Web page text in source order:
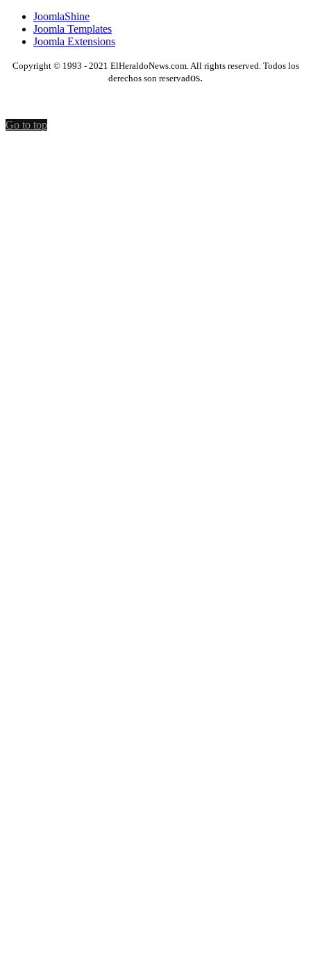
JoomlaShine
Joomla Templates
Joomla Extensions
Copyright © 1993 - 2021 ElHeraldoNews.com. All rights reserved. Todos los
derechos son reservados.
Go to top